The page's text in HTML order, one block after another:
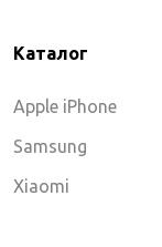
Каталог
Apple iPhone
Samsung
Xiaomi